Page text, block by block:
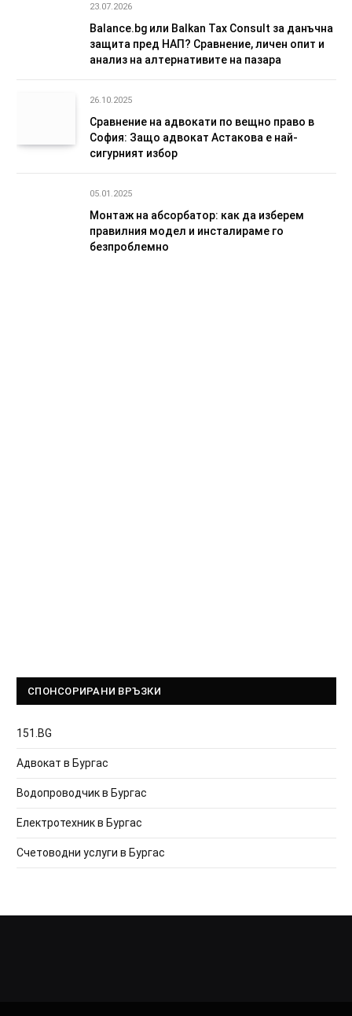
23.07.2026
Balance.bg или Balkan Tax Consult за данъчна
защита пред НАП? Сравнение, личен опит и
анализ на алтернативите на пазара
26.10.2025
Сравнение на адвокати по вещно право в
София: Защо адвокат Астакова е най-
сигурният избор
05.01.2025
Монтаж на абсорбатор: как да изберем
правилния модел и инсталираме го
безпроблемно
СПОНСОРИРАНИ ВРЪЗКИ
151.BG
Адвокат в Бургас
Водопроводчик в Бургас
Електротехник в Бургас
Счетоводни услуги в Бургас